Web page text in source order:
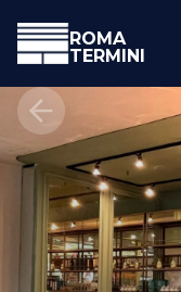
ROMA
TERMINI